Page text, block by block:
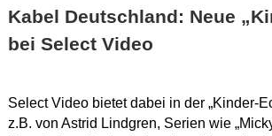
Kabel Deutschland: Neue
bei Select Video
Select Video bietet dabei in der „Kinder-
z.B. von Astrid Lindgren, Serien wie